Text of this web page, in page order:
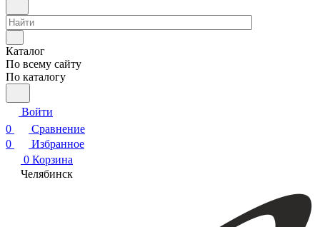
Каталог
По всему сайту
По каталогу
Войти
0
Сравнение
0
Избранное
0 Корзина
Челябинск